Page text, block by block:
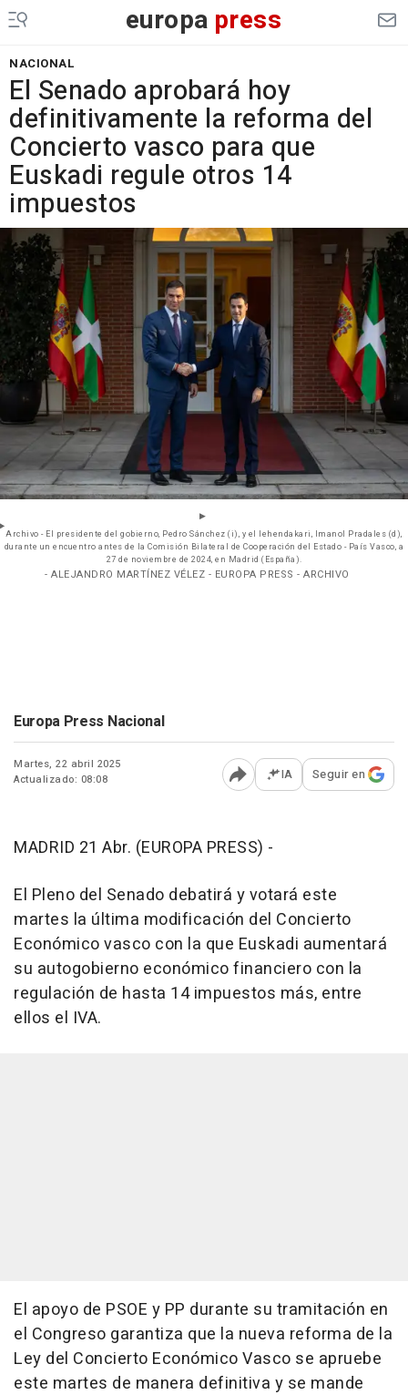
europa press
NACIONAL
El Senado aprobará hoy
definitivamente la reforma del
Concierto vasco para que
Euskadi regule otros 14
impuestos
Archivo - El presidente del gobierno, Pedro Sánchez (i), y el lehendakari, Imanol Pradales (d),
durante un encuentro antes de la Comisión Bilateral de Cooperación del Estado - País Vasco, a
27 de noviembre de 2024, en Madrid (España).
- ALEJANDRO MARTÍNEZ VÉLEZ - EUROPA PRESS - ARCHIVO
Europa Press Nacional
Martes, 22 abril 2025
Actualizado: 08:08
Abrir opciones para
IA Seguir en
MADRID 21 Abr. (EUROPA PRESS) -
El Pleno del Senado debatirá y votará este
martes la última modificación del Concierto
Económico vasco con la que Euskadi aumentará
su autogobierno económico financiero con la
regulación de hasta 14 impuestos más, entre
ellos el IVA.
El apoyo de PSOE y PP durante su tramitación en
el Congreso garantiza que la nueva reforma de la
Ley del Concierto Económico Vasco se apruebe
este martes de manera definitiva y se mande